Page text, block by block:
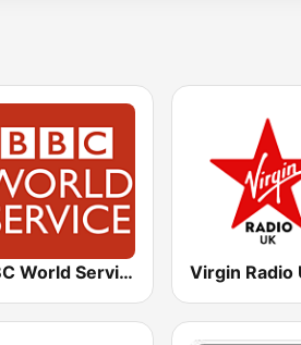
BBC World Service Virgin Radio